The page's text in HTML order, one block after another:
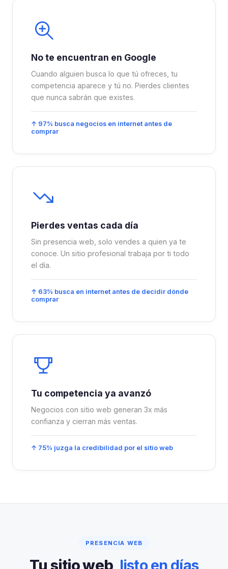
No te encuentran en Google
Cuando alguien busca lo que tú ofreces, tu
competencia aparece y tú no. Pierdes clientes
que nunca sabrán que existes.
↑ 97% busca negocios en internet antes de
comprar
Pierdes ventas cada día
Sin presencia web, solo vendes a quien ya te
conoce. Un sitio profesional trabaja por ti todo
el día.
↑ 63% busca en internet antes de decidir dónde
comprar
Tu competencia ya avanzó
Negocios con sitio web generan 3x más
confianza y cierran más ventas.
↑ 75% juzga la credibilidad por el sitio web
PRESENCIA WEB
Tu sitio web, listo en días